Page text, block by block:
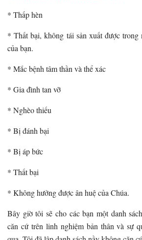
* Thấp hèn
* Thất bại, không tái sản xuất được
của bạn.
* Mắc bệnh tâm thần và thể xác
* Gia đình tan vỡ
* Nghèo thiếu
* Bị đánh bại
* Bị áp bức
* Thất bại
* Không hưởng được ân huệ của Chúa.
Bây giờ tôi sẽ cho các bạn một danh
căn cứ trên linh nghiệm bản thân và sự